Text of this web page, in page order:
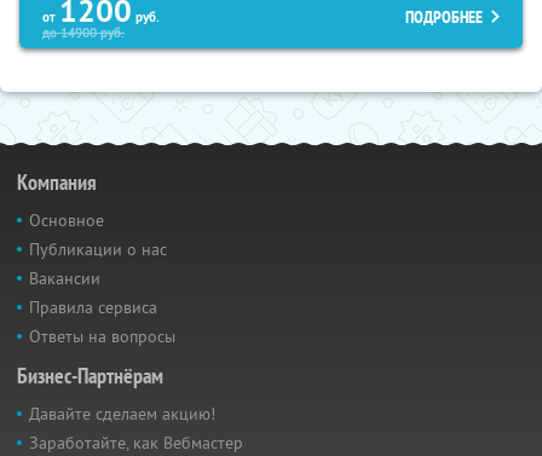
от 1200 руб.
до14900руб.
ПОДРОБНЕЕ
Компания
Основное
Публикации о нас
Вакансии
Правила сервиса
Ответы на вопросы
Бизнес-Партнёрам
Давайте сделаем акцию!
Заработайте, как Вебмастер